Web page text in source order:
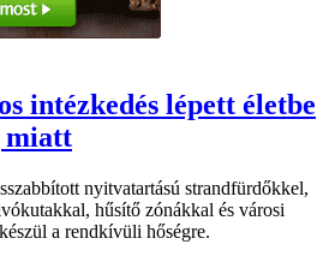
intézkedés lépett életbe
miatt
nyitvatartású strandfürdőkkel,
hűsítő zónákkal és városi
a rendkívüli hőségre.